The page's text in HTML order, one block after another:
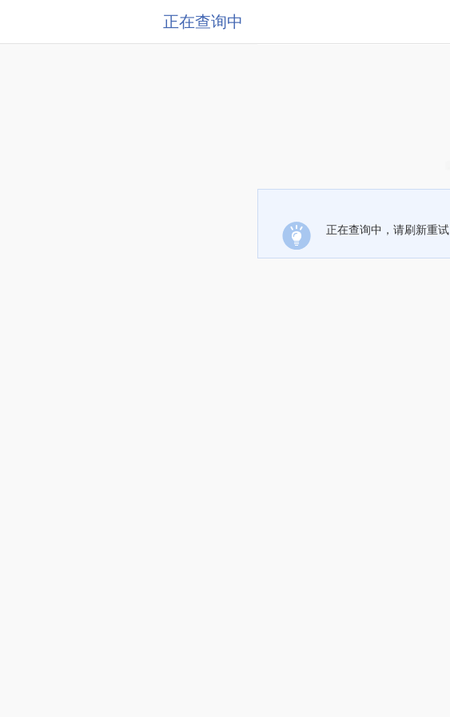
正在查询中
正在查询中，请刷新重试